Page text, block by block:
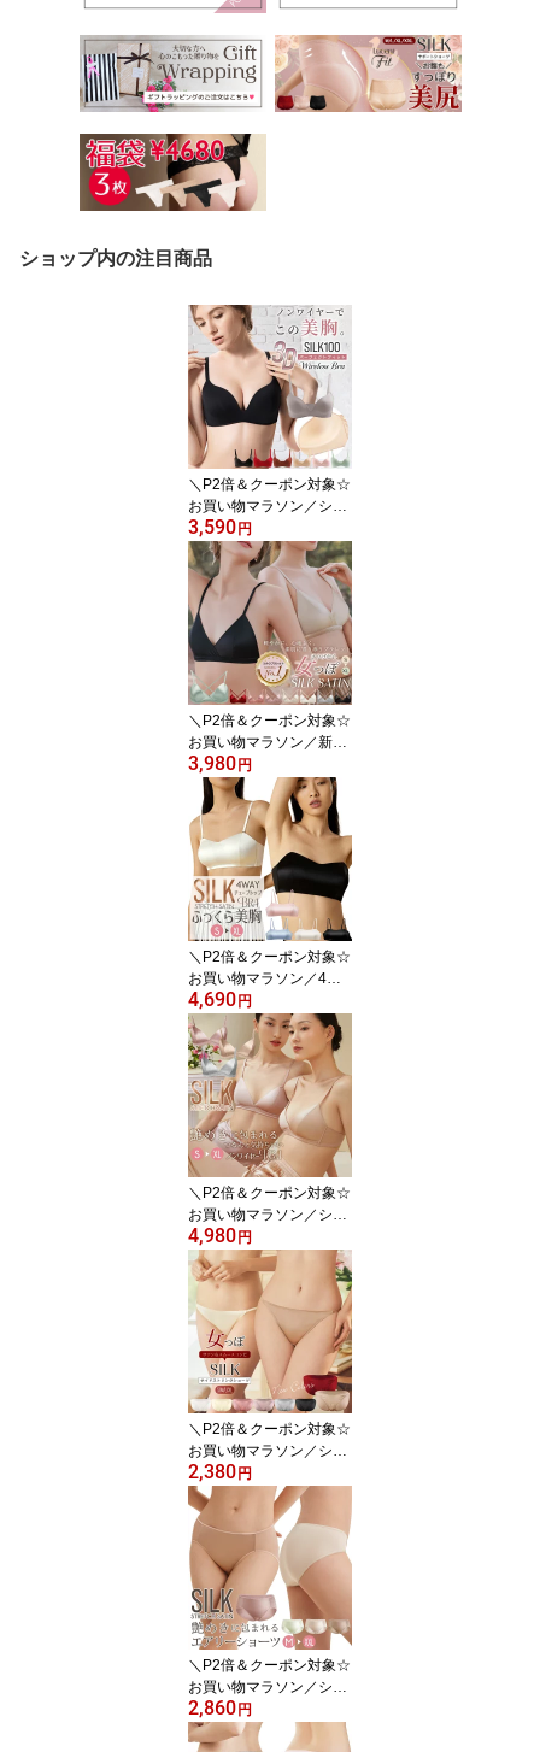
ショップ内の注目商品
＼P2倍＆クーポン対象☆
お買い物マラソン／シル
ク100% ブラジャー ノン
ワイヤー 3Dカップ Tシ
ャツブラ 美胸 立体カッ
プ マシュマロカップ シ
ームレス モールド シン
プル 下垂防止 サイドボ
ーン 10カラー 70A/70B/
70C/75A/75B/75C/80A/8
0B/80C/85B ctbra p15 m
ain
3,590円
＼P2倍＆クーポン対象☆
お買い物マラソン／新色
追加 シルクサテン ブラ
レット ストレッチ ノン
ワイヤー 三角ブラ 2WAY
バック カシュクール レ
ディース インナー 軽い
締めつけない ナチュラル
シルクブラ 8カラー S/M/
L/XL 送料無料 ctbra main
3,980円
＼P2倍＆クーポン対象☆
お買い物マラソン／4WA
Y チューブトップブラ シ
ルク100％ ストレッチサ
テン 紐なし ノンワイヤ
ー ブラジャー ワイヤレ
ス ストラップレス プッ
シュアップパッド ミスト
ブルー/ホワイト/ピンク/
ブラック S/M/L/XL 送料
無料 ctbra main
4,690円
＼P2倍＆クーポン対象☆
お買い物マラソン／シル
クストレッチサテン ノン
ワイヤーブラ 3/4カップ
ブラジャー ワイヤレス
シンプル 2枚接ぎ シング
ルサイドボーン 無地 ブ
ラレット シャンパン/ロ
ーズダスト/ミストグレー
S/M/L/XL 送料無料 ctbra
kinu15
4,980円
＼P2倍＆クーポン対象☆
お買い物マラソン／シル
ク ショーツ シルク100%
サテン スムースバック
レディース ローライズ
セクシー サイドストリン
グ ビキニショーツ シル
クショーツ パンツ パン
ティー 8カラー S/M/L/XL
送料無料 ctsho main
2,380円
＼P2倍＆クーポン対象☆
お買い物マラソン／シル
ク ショーツ シルク100%
サテン スムース スタン
2,860円